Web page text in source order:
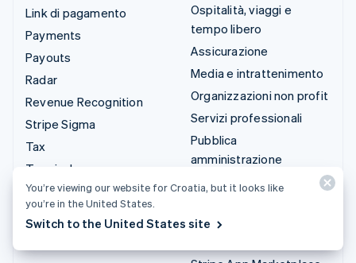
Link di pagamento
Payments
Payouts
Radar
Revenue Recognition
Stripe Sigma
Tax
Terminal
Treasury
Ospitalità, viaggi e
tempo libero
Assicurazione
Media e intrattenimento
Organizzazioni non profit
Servizi professionali
Pubblica
amministrazione
Commercio al dettaglio
Integrazioni e soluzioni
You’re viewing our website for Croatia, but it looks like
you’re in the United States.
Switch to the United States site